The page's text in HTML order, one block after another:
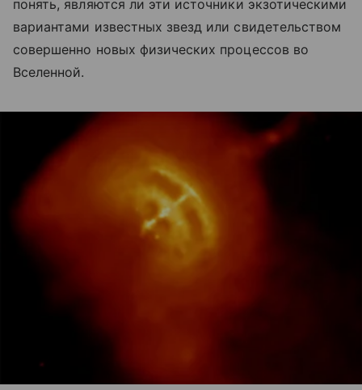
понять, являются ли эти источники экзотическими
вариантами известных звезд или свидетельством
совершенно новых физических процессов во
Вселенной.